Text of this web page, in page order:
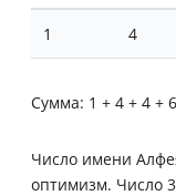
1 4
Сумма: 1 + 4 + 4 +
Число имени
оптимизм. Число